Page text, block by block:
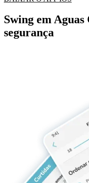
Swing em
segurança